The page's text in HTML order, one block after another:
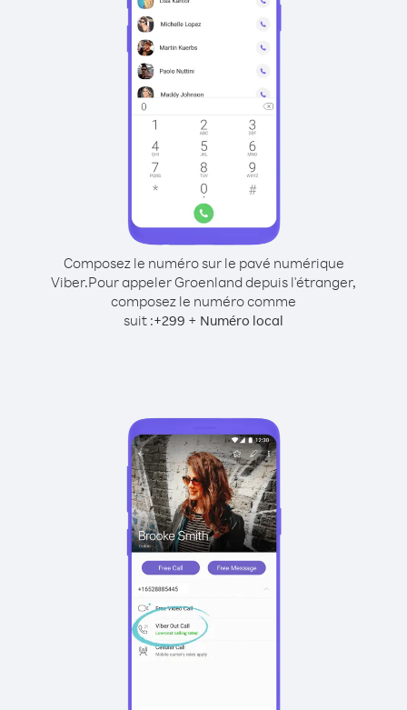
Composez le numéro sur le pavé numérique
Viber.Pour appeler Groenland depuis l'étranger,
composez le numéro comme
suit :+299 + Numéro local